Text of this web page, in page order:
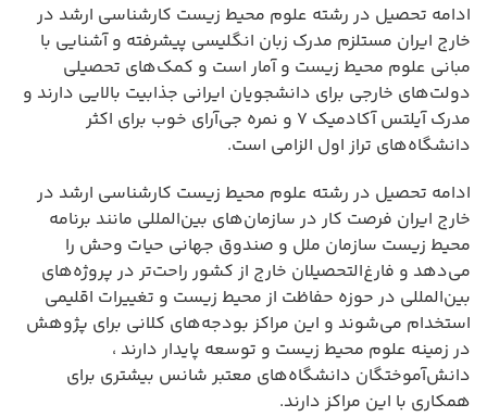
ادامه تحصیل در رشته علوم محیط زیست کارشناسی ارشد در
خارج ایران مستلزم مدرک زبان انگلیسی پیشرفته و آشنایی با
مبانی علوم محیط زیست و آمار است و کمک‌های تحصیلی
دولت‌های خارجی برای دانشجویان ایرانی جذابیت بالایی دارند و
مدرک آیلتس آکادمیک ۷ و نمره جی‌آرای خوب برای اکثر
دانشگاه‌های تراز اول الزامی است.
ادامه تحصیل در رشته علوم محیط زیست کارشناسی ارشد در
خارج ایران فرصت کار در سازمان‌های بین‌المللی مانند برنامه
محیط زیست سازمان ملل و صندوق جهانی حیات وحش را
می‌دهد و فارغ‌التحصیلان خارج از کشور راحت‌تر در پروژه‌های
بین‌المللی در حوزه حفاظت از محیط زیست و تغییرات اقلیمی
استخدام می‌شوند و این مراکز بودجه‌های کلانی برای پژوهش
در زمینه علوم محیط زیست و توسعه پایدار دارند ،
دانش‌آموختگان دانشگاه‌های معتبر شانس بیشتری برای
همکاری با این مراکز دارند.